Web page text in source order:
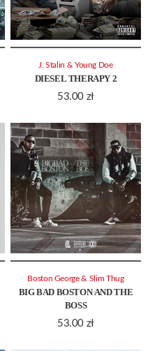
DIESEL THERAPY 2
53.00 zł
J. Stalin & Young Doe
BIG BAD BOSTON AND THE
BOSS
53.00 zł
Boston George & Slim Thug